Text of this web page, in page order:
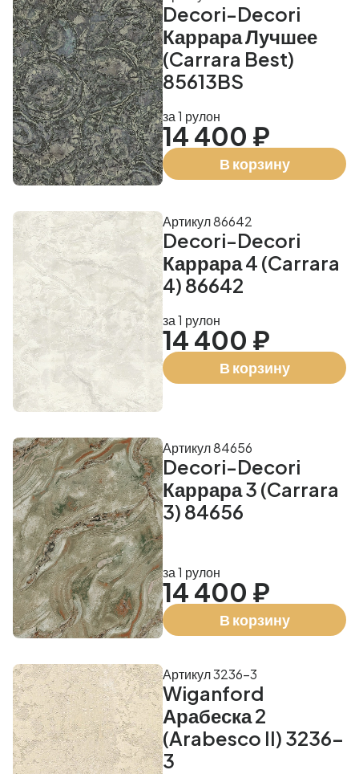
Decori-Decori
Каррара Лучшее
(Carrara Best)
85613BS
за 1 рулон
14 400 ₽
В корзину
Decori-Decori
Каррара 4 (Carrara
4) 86642
Артикул 86642
за 1 рулон
14 400 ₽
В корзину
Decori-Decori
Каррара 3 (Carrara
3) 84656
Артикул 84656
за 1 рулон
14 400 ₽
В корзину
Wiganford
Арабеска 2
(Arabesco II) 3236-
3
Артикул 3236-3